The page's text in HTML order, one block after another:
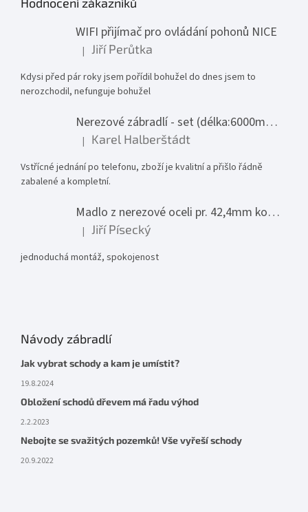
WIFI přijímač pro ovládání pohonů NICE
Hodnocení produktu je 1 z 5 hvězdiček.
| Jiří Perůtka
Kdysi před pár roky jsem pořídil bohužel do dnes jsem to
nerozchodil, nefunguje bohužel
Nerezové zábradlí - set (délka:6000mm x výška:1000mm)
Hodnocení produktu je 5 z 5 hvězdiček.
| Karel Halberštádt
Vstřícné jednání po telefonu, zboží je kvalitní a přišlo řádně
zabalené a kompletní.
Madlo z nerezové oceli pr. 42,4mm komplet - model 0116 - 3000mm
Hodnocení produktu je 5 z 5 hvězdiček.
| Jiří Písecký
jednoduchá montáž, spokojenost
Návody zábradlí
Jak vybrat schody a kam je umístit?
19.8.2024
Obložení schodů dřevem má řadu výhod
2.2.2023
Nebojte se svažitých pozemků! Vše vyřeší schody
20.9.2022